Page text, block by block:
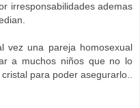
irresponsabilidades ademas
vez una pareja homosexual
a muchos niños que no lo
para poder asegurarlo..